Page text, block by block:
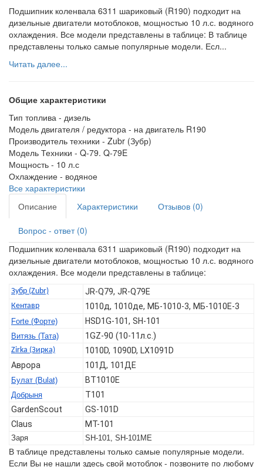
Подшипник коленвала 6311 шариковый (R190) подходит на
дизельные двигатели мотоблоков, мощностью 10 л.с. водяного
охлаждения. Все модели представлены в таблице: В таблице
представлены только самые популярные модели. Есл...
Читать далее...
Общие характеристики
Тип топлива - дизель
Модель двигателя / редуктора - на двигатель R190
Производитель техники - Zubr (Зубр)
Модель Техники - Q-79. Q-79E
Мощность - 10 л.с
Охлаждение - водяное
Все характеристики
Описание
Характеристики Отзывов (0)
Вопрос - ответ (0)
Подшипник коленвала 6311 шариковый (R190) подходит на
дизельные двигатели мотоблоков, мощностью 10 л.с. водяного
охлаждения. Все модели представлены в таблице:
Зубр (Zubr) JR-Q79, JR-Q79E
Кентавр 1010д, 1010де, МБ-1010-3, МБ-1010Е-3
Forte (Форте) HSD1G-101, SH-101
Витязь (Тата) 1GZ-90 (10-11л.с.)
Zirka (Зирка)
1010D, 1090D, LX1091D
Аврора
101Д, 101ДЕ
Булат (Bulat) BT1010E
Добрыня
T101
GardenScout
GS-101D
Claus
MT-101
Заря SH-101, SH-101ME
В таблице представлены только самые популярные модели.
Если Вы не нашли здесь свой мотоблок - позвоните по любому